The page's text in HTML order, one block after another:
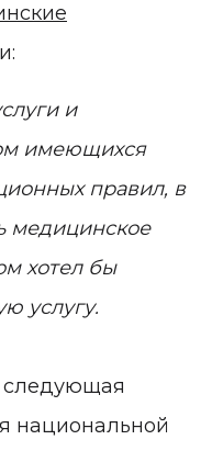
и
имеющихся
правил, в
медицинское
хотел бы
услугу.
следующая
национальной